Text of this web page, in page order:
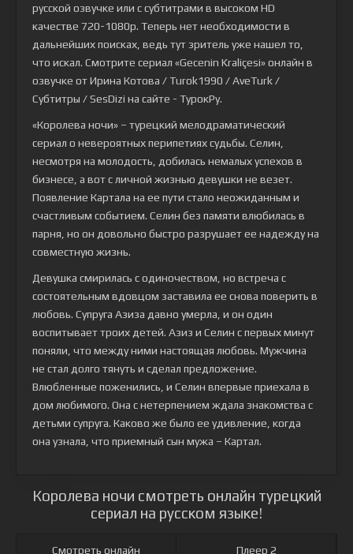
русской озвучке или с субтитрами в высоком HD
качестве 720-1080p. Теперь нет необходимости в
дальнейших поисках, ведь тут зритель уже нашел то,
что искал. Смотрите сериал «Gecenin Kraliçesi» онлайн в
озвучке от Ирина Котова / Turok1990 / AveTurk /
Субтитры / SesDizi на сайте - ТурокРу.
«Королева ночи» – турецкий мелодраматический
сериал о невероятных перипетиях судьбы. Селин,
несмотря на молодость, добилась немалых успехов в
бизнесе, а вот с личной жизнью девушки не везет.
Появление Картала на ее пути стало неожиданным и
счастливым событием. Селин без памяти влюбилась в
парня, но он довольно быстро разрушает ее надежду на
совместную жизнь.
Девушка смирилась с одиночеством, но встреча с
состоятельным вдовцом заставила ее снова поверить в
любовь. Супруга Азиза давно умерла, и он один
воспитывает троих детей. Азиз и Селин с первых минут
поняли, что между ними настоящая любовь. Мужчина
не стал долго тянуть и сделал предложение.
Влюбленные поженились, и Селин впервые приехала в
дом любимого. Она с нетерпением ждала знакомства с
детьми супруга. Каково же было ее удивление, когда
она узнала, что приемный сын мужа – Картал.
Королева ночи смотреть онлайн турецкий
сериал на русском языке!
Смотреть онлайн Плеер 2